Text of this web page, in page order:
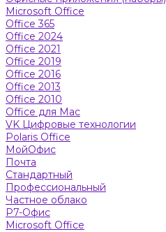
Microsoft Office
Office 365
Office 2024
Office 2021
Office 2019
Office 2016
Office 2013
Office 2010
Office для Mac
VK Цифровые технологии
Polaris Office
МойОфис
Почта
Стандартный
Профессиональный
Частное облако
Р7-Офис
Microsoft Office